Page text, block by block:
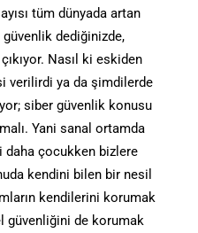
tüm dünyada artan
dediğinizde,
Nasıl ki eskiden
verilirdi ya da şimdilerde
siber güvenlik konusu
Yani sanal ortamda
daha çocukken bizlere
kendini bilen bir nesil
kendilerini korumak
güvenliğini de korumak